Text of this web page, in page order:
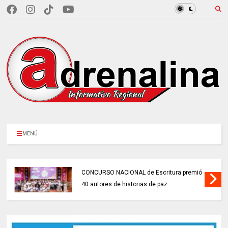
MENÚ
CONCURSO NACIONAL de Escritura premió
40 autores de historias de paz.